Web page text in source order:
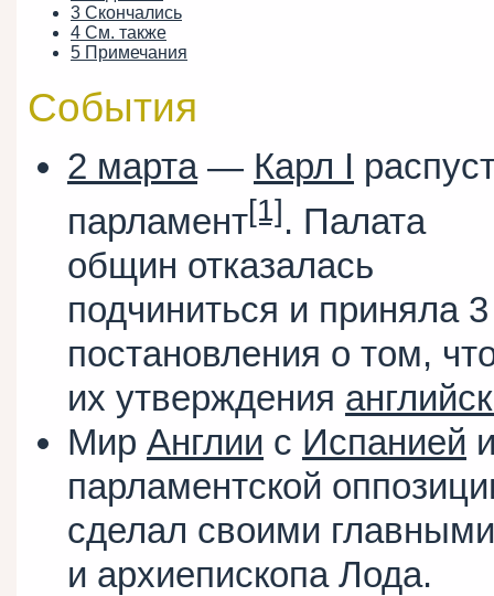
3 Скончались
4 См. также
5 Примечания
События
2 марта— Карл I
парламент[1]. Палата
общин отказалась
подчиниться и приняла 3
постановления о том,
их утверждения
Мир Англии с Испанией
парламентской
сделал своими
и архиепископа Лода.